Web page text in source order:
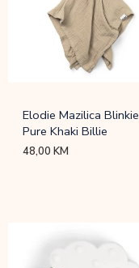
Elodie Mazilica Blinkie
Pure Khaki Billie
48,00KM